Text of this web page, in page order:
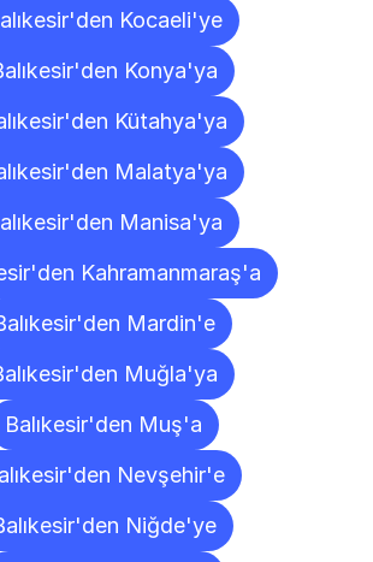
Kocaeli'ye
Konya'ya
Kütahya'ya
Malatya'ya
Manisa'ya
Kahramanmaraş'a
Mardin'e
Muğla'ya
Balıkesir'den Muş'a
Nevşehir'e
Niğde'ye